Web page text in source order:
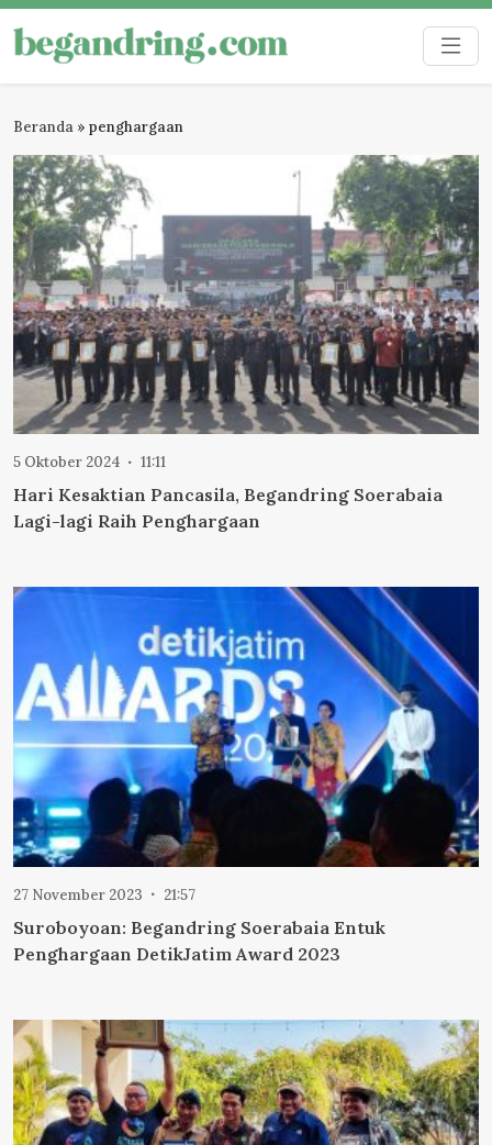
Skip
to
content
Begandring
Menjaga ingatan untuk masa depan
Beranda » penghargaan
5 Oktober 2024 11:11
Hari Kesaktian Pancasila, Begandring Soerabaia
Lagi-lagi Raih Penghargaan
27 November 2023 21:57
Suroboyoan: Begandring Soerabaia Entuk
Penghargaan DetikJatim Award 2023